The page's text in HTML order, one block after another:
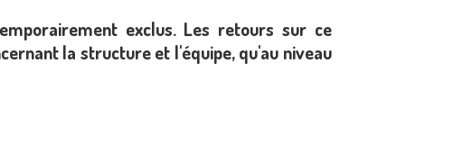
exclus. Les retours sur ce
la structure et l'équipe, qu'au niveau